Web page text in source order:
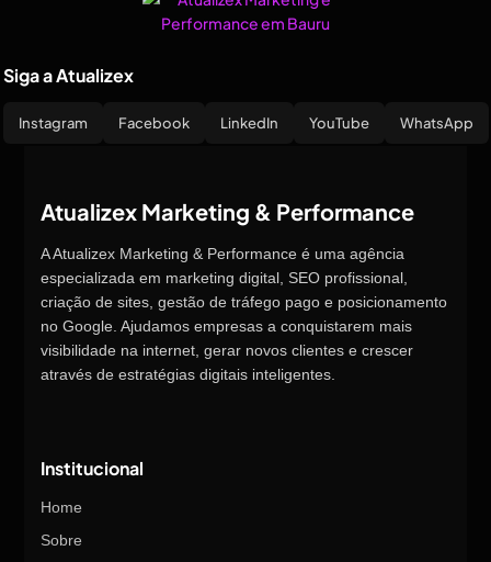
Siga a Atualizex
Instagram Facebook LinkedIn YouTube WhatsApp
Atualizex Marketing & Performance
A Atualizex Marketing & Performance é uma agência
especializada em marketing digital, SEO profissional,
criação de sites, gestão de tráfego pago e posicionamento
no Google. Ajudamos empresas a conquistarem mais
visibilidade na internet, gerar novos clientes e crescer
através de estratégias digitais inteligentes.
Institucional
Home
Sobre